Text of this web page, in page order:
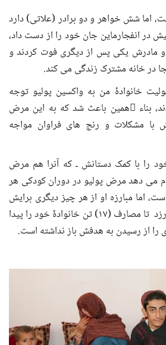
اما شش خواهر و دو برادر (علاتی) دارد
در انفجارماین جان خود را از دست داد،
و مادرش یکی پس از دیگری فوت کردند و
در خانه مشترک زندگی می کند.
خانوادۀ من به واکسین پولیو توجه
بناء ًهمین باعث شد که به این مرض
با مشکلات و رنج های فراوان مواجه
را با کمک دستانش ـ که آنرا هم مرض
می دهد مرض پولیو در دوران کودکی هر
اما مبارزه او از هر چیز دیگری برایش
قویتر است و تلاش می ورزد تا مصارف (۱۷) تن خانوادۀ خود را پیدا
را از رسیدن به هدفش باز نداشته است.